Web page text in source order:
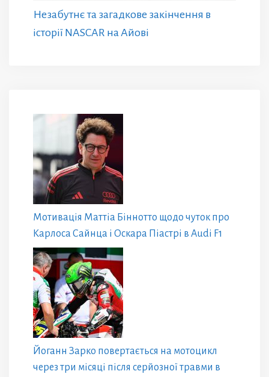
Незабутнє та загадкове закінчення в
історії NASCAR на Айові
Мотивація Маттіа Біннотто щодо чуток про
Карлоса Сайнца і Оскара Піастрі в Audi F1
Йоганн Зарко повертається на мотоцикл
через три місяці після серйозної травми в